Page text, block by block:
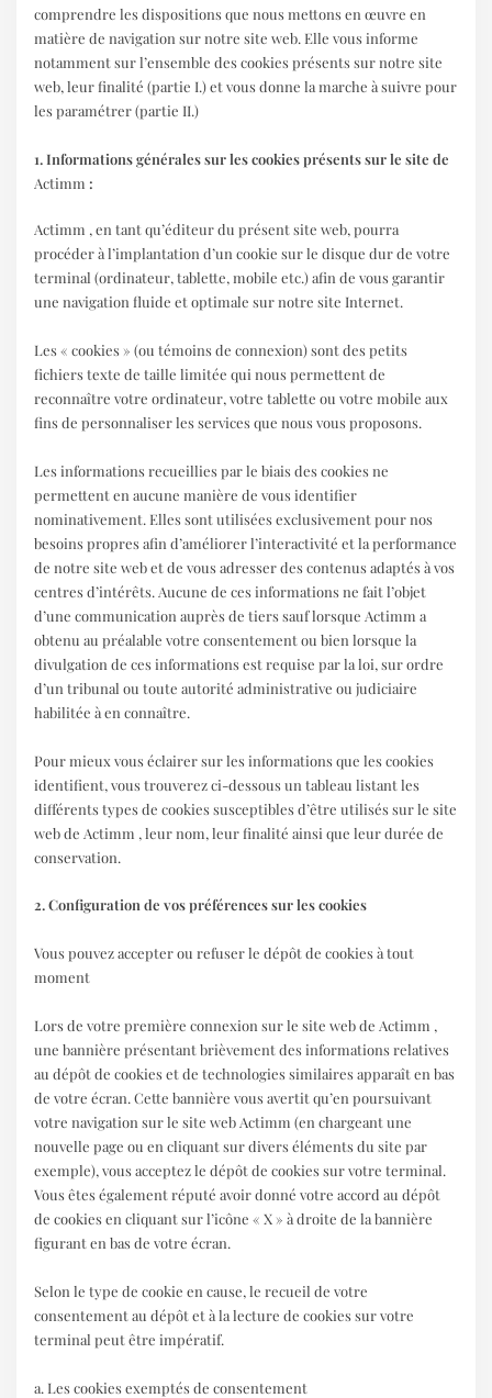
comprendre les dispositions que nous mettons en œuvre en
matière de navigation sur notre site web. Elle vous informe
notamment sur l’ensemble des cookies présents sur notre site
web, leur finalité (partie I.) et vous donne la marche à suivre pour
les paramétrer (partie II.)
1. Informations générales sur les cookies présents sur le site de
Actimm :
Actimm , en tant qu’éditeur du présent site web, pourra
procéder à l’implantation d’un cookie sur le disque dur de votre
terminal (ordinateur, tablette, mobile etc.) afin de vous garantir
une navigation fluide et optimale sur notre site Internet.
Les « cookies » (ou témoins de connexion) sont des petits
fichiers texte de taille limitée qui nous permettent de
reconnaître votre ordinateur, votre tablette ou votre mobile aux
fins de personnaliser les services que nous vous proposons.
Les informations recueillies par le biais des cookies ne
permettent en aucune manière de vous identifier
nominativement. Elles sont utilisées exclusivement pour nos
besoins propres afin d’améliorer l’interactivité et la performance
de notre site web et de vous adresser des contenus adaptés à vos
centres d’intérêts. Aucune de ces informations ne fait l’objet
d’une communication auprès de tiers sauf lorsque Actimm a
obtenu au préalable votre consentement ou bien lorsque la
divulgation de ces informations est requise par la loi, sur ordre
d’un tribunal ou toute autorité administrative ou judiciaire
habilitée à en connaître.
Pour mieux vous éclairer sur les informations que les cookies
identifient, vous trouverez ci-dessous un tableau listant les
différents types de cookies susceptibles d’être utilisés sur le site
web de Actimm , leur nom, leur finalité ainsi que leur durée de
conservation.
2. Configuration de vos préférences sur les cookies
Vous pouvez accepter ou refuser le dépôt de cookies à tout
moment
Lors de votre première connexion sur le site web de Actimm ,
une bannière présentant brièvement des informations relatives
au dépôt de cookies et de technologies similaires apparaît en bas
de votre écran. Cette bannière vous avertit qu’en poursuivant
votre navigation sur le site web Actimm (en chargeant une
nouvelle page ou en cliquant sur divers éléments du site par
exemple), vous acceptez le dépôt de cookies sur votre terminal.
Vous êtes également réputé avoir donné votre accord au dépôt
de cookies en cliquant sur l’icône « X » à droite de la bannière
figurant en bas de votre écran.
Selon le type de cookie en cause, le recueil de votre
consentement au dépôt et à la lecture de cookies sur votre
terminal peut être impératif.
a. Les cookies exemptés de consentement